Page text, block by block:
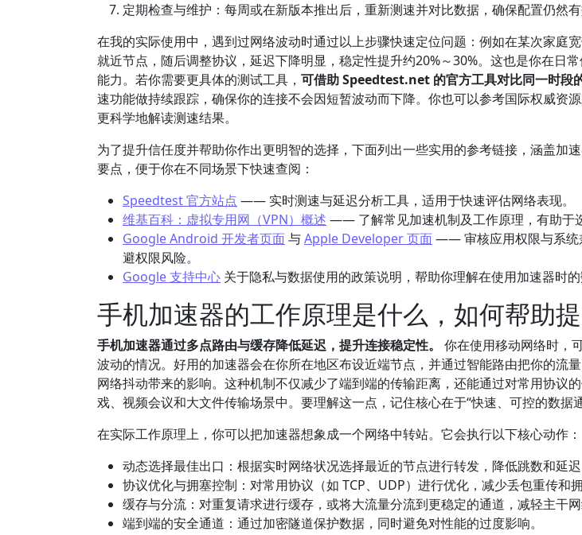
定期检查与维护：每周或在新版本推出后，重新测速并对比数据，确保配置仍然有
在我的实际使用中，遇到过网络波动时通过以上步骤快速定位问题：例如在某次家庭
就近节点，随后调整协议，延迟下降明显，稳定性提升约20%～30%。这也是你在日
能力。若你需要更具体的测试工具， 可借助 Speedtest.net 的官方工具对比同一时段
速功能做持续跟踪，确保你的连接不会因短暂波动而下降。你也可以参考国际权威资
更科学地解读测速结果。
为了提升信任度并帮助你作出更明智的选择，下面列出一些实用的参考链接，涵盖加
要点，便于你在不同场景下快速查阅：
Speedtest 官方站点 —— 实时测速与延迟分析工具，适用于快速评估网络表现。
维基百科：虚拟专用网（VPN）概述 —— 了解常见加速机制及工作原理，有助于
Google Android 开发者页面与Apple Developer 页面—— 审核应用权限与系统
避权限风险。
Google 支持中心 关于隐私与数据使用的政策说明，帮助你理解在使用加速器时的
手机加速器的工作原理是什么，如何帮助
手机加速器通过多点路由与缓存降低延迟，提升连接稳定性。
你在使用移动网络时，
波动的情况。好用的加速器会在你所在地区布设近端节点，并通过智能路由把你的流
网络抖动带来的影响。这种机制不仅减少了端到端的传输距离，还能通过对常用协议
戏、视频会议和大文件传输场景中。要理解这一点，记住核心在于“快速、可控的数据通
在实际工作原理上，你可以把加速器想象成一个网络中转站。它会执行以下核心动作：
动态选择最佳出口：根据实时网络状况选择最近的节点进行转发，降低跳数和延迟
协议优化与拥塞控制：对常用协议（如 TCP、UDP）进行优化，减少丢包重传和拥
缓存与分流：对重复请求进行缓存，或将大流量分流到更稳定的通道，减轻主干网
端到端的安全通道：通过加密隧道保护数据，同时避免对性能的过度影响。